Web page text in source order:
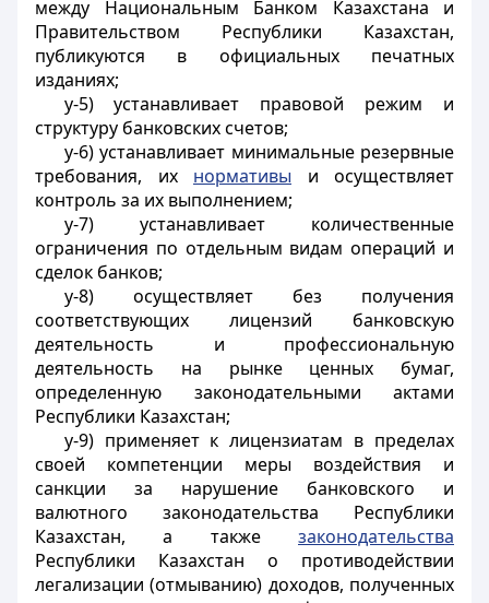
между Национальным Банком Казахстана и
Правительством Республики Казахстан,
публикуются в официальных печатных
изданиях;
у-5) устанавливает правовой режим и
структуру банковских счетов;
у-6)устанавливает минимальные резервные
требования, их нормативы и осуществляет
контроль за их выполнением;
у-7) устанавливает количественные
ограничения по отдельным видам операций и
сделок банков;
у-8) осуществляет без получения
соответствующих лицензий банковскую
деятельность и профессиональную
деятельность на рынке ценных бумаг,
определенную законодательными актами
Республики Казахстан;
у-9) применяет к лицензиатам в пределах
своей компетенции меры воздействия и
санкции за нарушение банковского и
валютного законодательства Республики
Казахстан, а также законодательства
Республики Казахстан о противодействии
легализации (отмыванию) доходов, полученных